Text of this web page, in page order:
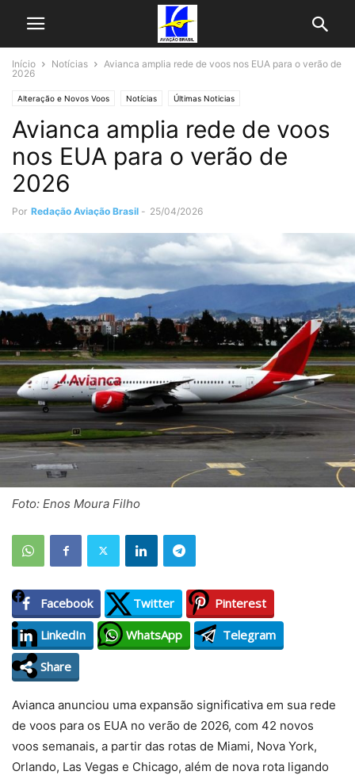
Início Notícias
Avianca amplia rede de voos nos EUA para o verão de
2026
Alteração e Novos Voos Notícias Últimas Noticias
Avianca amplia rede de voos
nos EUA para o verão de
2026
Por Redação Aviação Brasil - 25/04/2026
Foto: Enos Moura Filho
Facebook Twitter
Pinterest
LinkedIn
WhatsApp
Telegram
Share
Avianca anunciou uma expansão significativa em sua rede
de voos para os EUA no verão de 2026, com 42 novos
voos semanais, a partir das rotas de Miami, Nova York,
Orlando, Las Vegas e Chicago, além de nova rota ligando